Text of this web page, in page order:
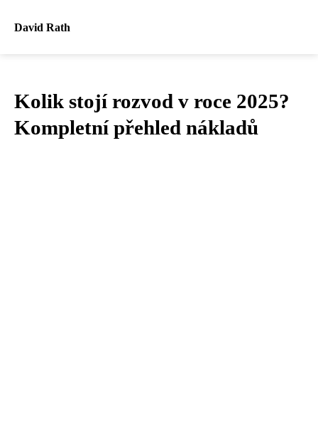
David Rath
Kolik stojí rozvod v roce 2025?
Kompletní přehled nákladů